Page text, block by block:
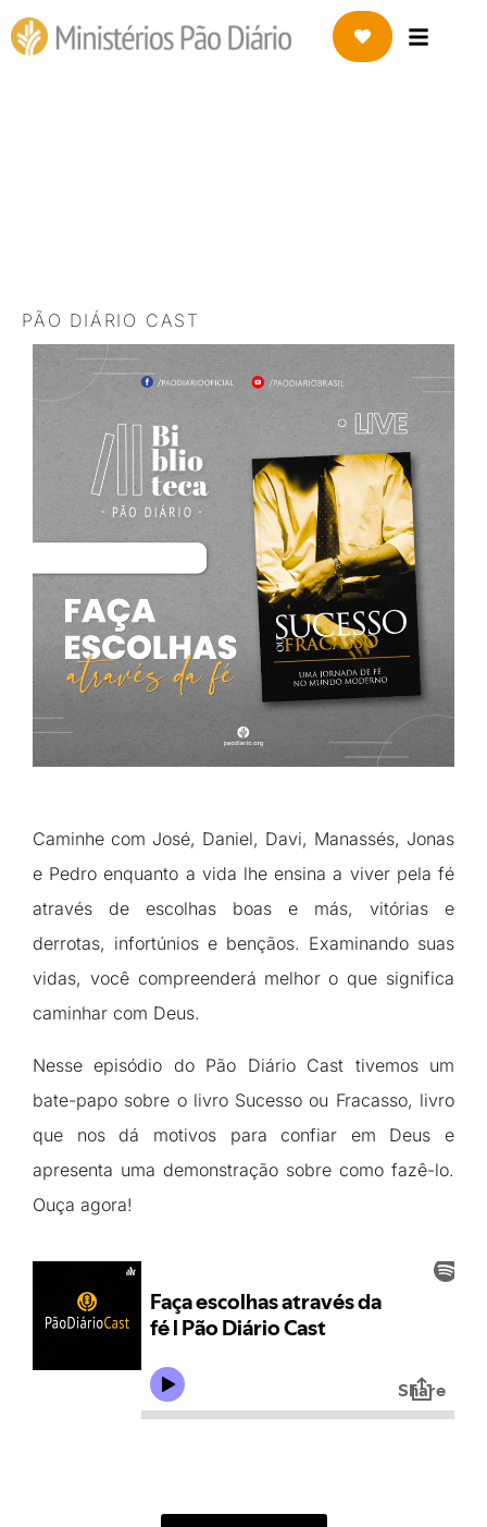
PÃO DIÁRIO CAST
Caminhe com José, Daniel, Davi, Manassés, Jonas
e Pedro enquanto a vida lhe ensina a viver pela fé
através de escolhas boas e más, vitórias e
derrotas, infortúnios e bençãos. Examinando suas
vidas, você compreenderá melhor o que significa
caminhar com Deus.
Nesse episódio do Pão Diário Cast tivemos um
bate-papo sobre o livro Sucesso ou Fracasso, livro
que nos dá motivos para confiar em Deus e
apresenta uma demonstração sobre como fazê-lo.
Ouça agora!